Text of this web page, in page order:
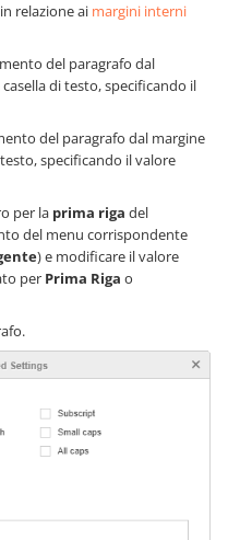
relazione ai margini interni
del paragrafo dal
di testo, specificando il
del paragrafo dal margine
specificando il valore
per la prima riga del
del menu corrispondente
) e modificare il valore
per Prima Riga o